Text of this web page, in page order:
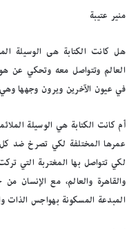
منير عتيبة
هل كانت الكتابة هى الوسيلة
العالم وتتواصل معه وتحكي عن
في عيون الآخرين ويرون وجهها
أم كانت الكتابة هي الوسيلة
عمرها المختلفة لكي تصرخ ضد كل
لكي تتواصل بها المغتربة التي
والقاهرة والعالم، مع الإنسان
المبدعة المسكونة بهواجس الذات